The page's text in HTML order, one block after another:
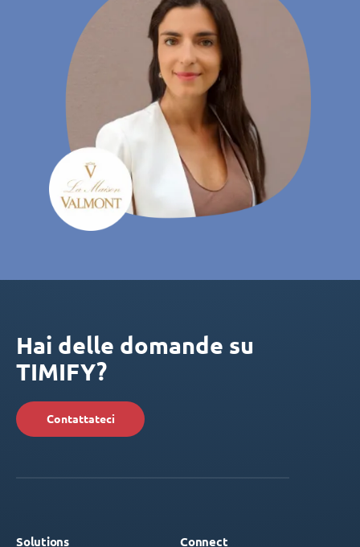
Hai delle domande su
TIMIFY?
Contattateci
Solutions Connect